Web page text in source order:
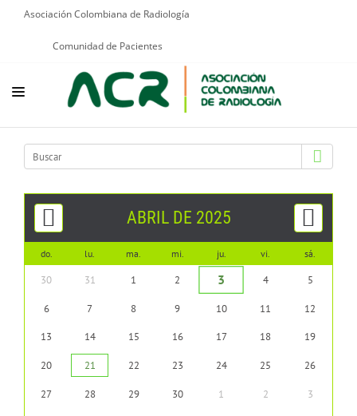
Asociación Colombiana de Radiología
Comunidad de Pacientes
NOSOTROS
PUBLICACIONES
PROGRAMAS INSTITUCIONALES
PROGRAMAS POR PATOLOGÍAS
CONTÁCTENOS
ABRIL DE 2025
do. lu. ma. mi. ju. vi. sá.
30 31 1 2 3 4 5
6 7 8 9 10 11 12
13 14 15 16 17 18 19
20 21 22 23 24 25 26
27 28 29 30 1 2 3